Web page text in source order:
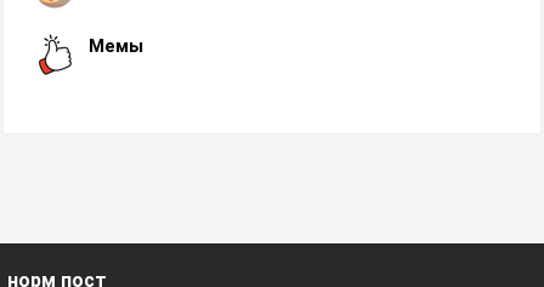
Мемы
норм пост